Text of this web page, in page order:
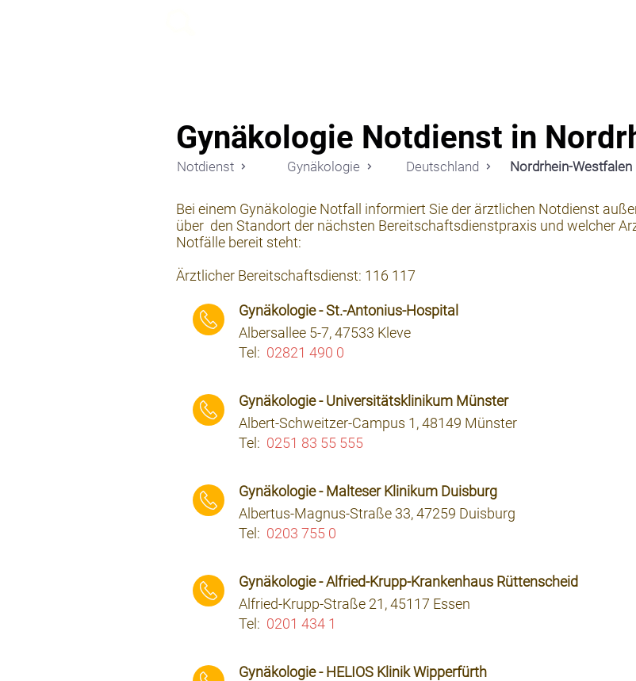
Gynäkologie Notdienst in
Notdienst Gynäkologie Nordrhein-Westfalen
Deutschland
Bei einem Gynäkologie Notfall informiert Sie der ärztlichen Notdienst
über den Standort der nächsten Bereitschaftsdienstpraxis und welcher
Notfälle bereit steht:
Ärztlicher Bereitschaftsdienst: 116 117
Gynäkologie - St.-Antonius-Hospital
Albersallee 5-7, 47533 Kleve
Tel: 02821 490 0
Gynäkologie - Universitätsklinikum Münster
Albert-Schweitzer-Campus 1, 48149 Münster
Tel: 0251 83 55 555
Gynäkologie - Malteser Klinikum Duisburg
Albertus-Magnus-Straße 33, 47259 Duisburg
Tel: 0203 755 0
Gynäkologie - Alfried-Krupp-Krankenhaus Rüttenscheid
Alfried-Krupp-Straße 21, 45117 Essen
Tel: 0201 434 1
Gynäkologie - HELIOS Klinik Wipperfürth